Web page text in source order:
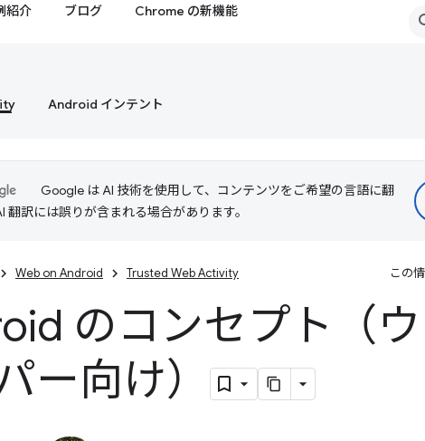
紹介 ブログ Chrome の新機能
Android インテント
Google は AI 技術を使用して、コンテンツをご希望の言語に翻
翻訳には誤りが含まれる場合があります。
Web on Android Trusted Web Activity この
のコンセプト（
ー向け）